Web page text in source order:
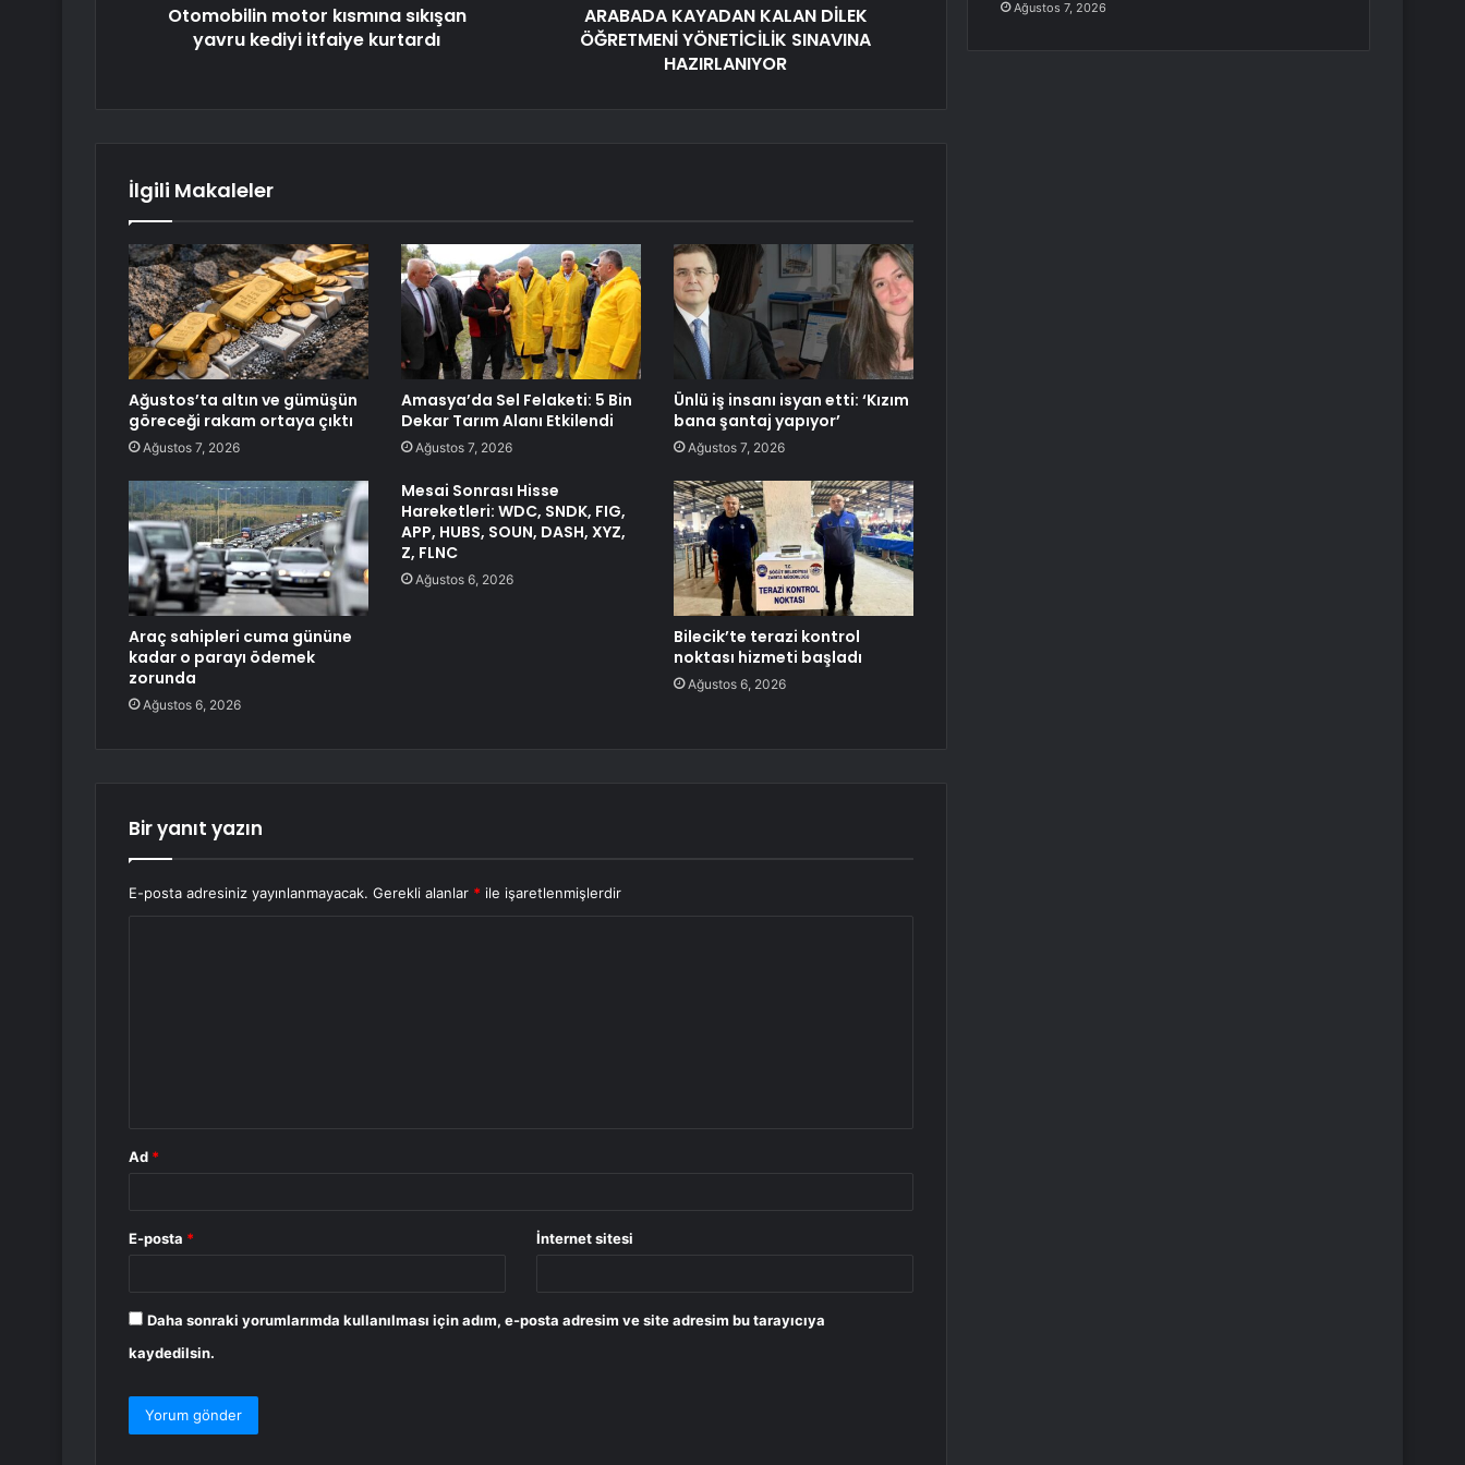
Otomobilin motor kısmına sıkışan
yavru kediyi itfaiye kurtardı
ARABADA KAYADAN KALAN DİLEK
ÖĞRETMENİ YÖNETİCİLİK SINAVINA
HAZIRLANIYOR
İlgili Makaleler
Ağustos’ta altın ve gümüşün
göreceği rakam ortaya çıktı
Ağustos 7, 2026
Amasya’da Sel Felaketi: 5 Bin
Dekar Tarım Alanı Etkilendi
Ağustos 7, 2026
Ünlü iş insanı isyan etti: ‘Kızım
bana şantaj yapıyor’
Ağustos 7, 2026
Araç sahipleri cuma gününe
kadar o parayı ödemek
zorunda
Ağustos 6, 2026
Mesai Sonrası Hisse
Hareketleri: WDC, SNDK, FIG,
APP, HUBS, SOUN, DASH, XYZ,
Z, FLNC
Ağustos 6, 2026
Bilecik’te terazi kontrol
noktası hizmeti başladı
Ağustos 6, 2026
Bir yanıt yazın
E-posta adresiniz yayınlanmayacak. Gerekli alanlar * ile işaretlenmişlerdir
Ad *
E-posta * İnternet sitesi
Daha sonraki yorumlarımda kullanılması için adım, e-posta adresim ve site adresim bu tarayıcıya
kaydedilsin.
Ağustos 7, 2026